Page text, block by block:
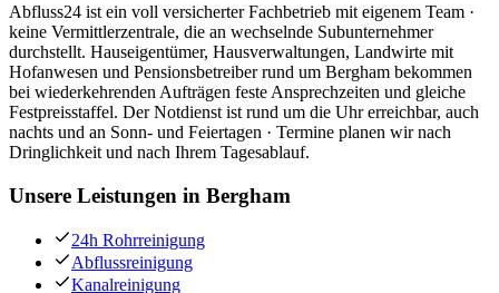
Abfluss24 ist ein voll versicherter Fachbetrieb mit eigenem Team ·
keine Vermittlerzentrale, die an wechselnde Subunternehmer
durchstellt. Hauseigentümer, Hausverwaltungen, Landwirte mit
Hofanwesen und Pensionsbetreiber rund um Bergham bekommen
bei wiederkehrenden Aufträgen feste Ansprechzeiten und gleiche
Festpreisstaffel. Der Notdienst ist rund um die Uhr erreichbar, auch
nachts und an Sonn- und Feiertagen · Termine planen wir nach
Dringlichkeit und nach Ihrem Tagesablauf.
Unsere Leistungen in Bergham
24h Rohrreinigung
Abflussreinigung
Kanalreinigung